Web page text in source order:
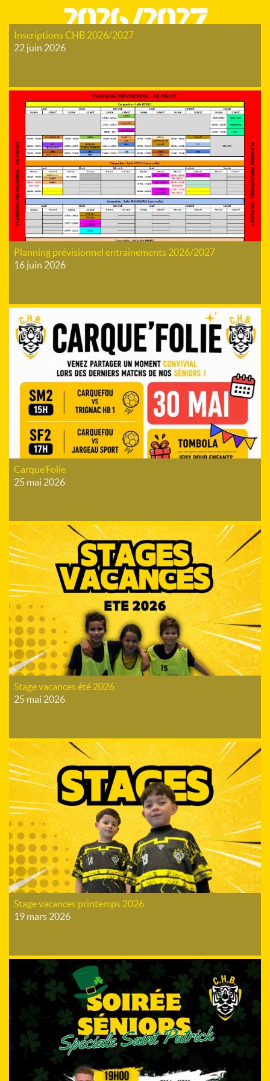
Inscriptions CHB 2026/2027
22 juin 2026
Planning prévisionnel entrainements 2026/2027
16 juin 2026
Carque’Folie
25 mai 2026
Stage vacances été 2026
25 mai 2026
Stage vacances printemps 2026
19 mars 2026